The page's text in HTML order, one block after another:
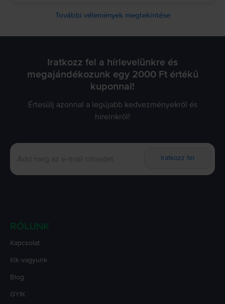
További vélemények megtekintése
Iratkozz fel a hírlevelünkre és
megajándékozunk egy 2000 Ft értékű
kuponnal!
Értesülj azonnal a legújabb kedvezményekről és
híreinkről!
Iratkozz fel
RÓLUNK
Kapcsolat
Kik vagyunk
Blog
GYIK